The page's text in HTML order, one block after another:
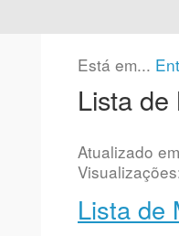
Está em...
Lista
Atualizado
Lista de